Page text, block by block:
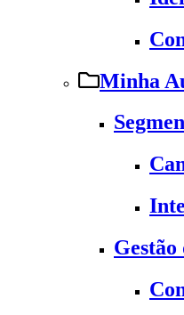
Minha
Gestão